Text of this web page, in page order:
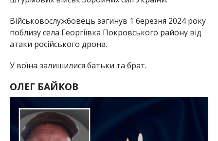
Військовослужбовець загинув 1 березня 2024 року
поблизу села Георгіївка Покровського району від
атаки російського дрона.
У воїна залишилися батьки та брат.
ОЛЕГ БАЙКОВ